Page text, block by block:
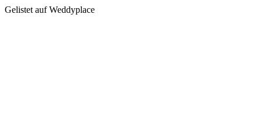
Gelistet auf Weddyplace